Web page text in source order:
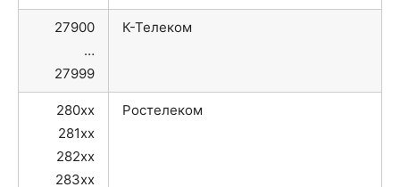
27900
…
27999
К-Телеком
280xx
281xx
282xx
283xx
Ростелеком